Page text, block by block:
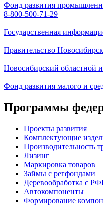
Фонд развития
8-800-500-71-29
Государственная
Правительство
Новосибирский областной
Фонд развития малого и
Программы
Проекты развития
Комплектующие
Производительность
Лизинг
Маркировка товаров
Займы с регфондами
Деревообработка с
Автокомпоненты
Формирование